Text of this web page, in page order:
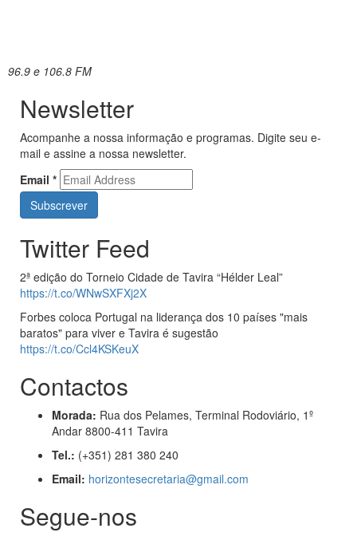
96.9 e 106.8 FM
Newsletter
Acompanhe a nossa informação e programas. Digite seu e-
mail e assine a nossa newsletter.
Email *
Twitter Feed
2ª edição do Torneio Cidade de Tavira “Hélder Leal”
https://t.co/WNwSXFXj2X
Forbes coloca Portugal na liderança dos 10 países "mais
baratos" para viver e Tavira é sugestão
https://t.co/Ccl4KSKeuX
Contactos
Morada: Rua dos Pelames, Terminal Rodoviário, 1º
Andar 8800-411 Tavira
Tel.: (+351) 281 380 240
Email: horizontesecretaria@gmail.com
Segue-nos